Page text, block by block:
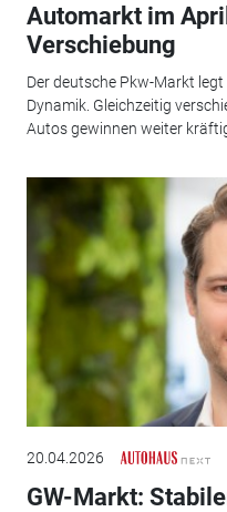
Automarkt im
Verschiebung
Der deutsche Pkw-Markt
Dynamik. Gleichzeitig
Autos gewinnen weiter
20.04.2026
GW-Markt: